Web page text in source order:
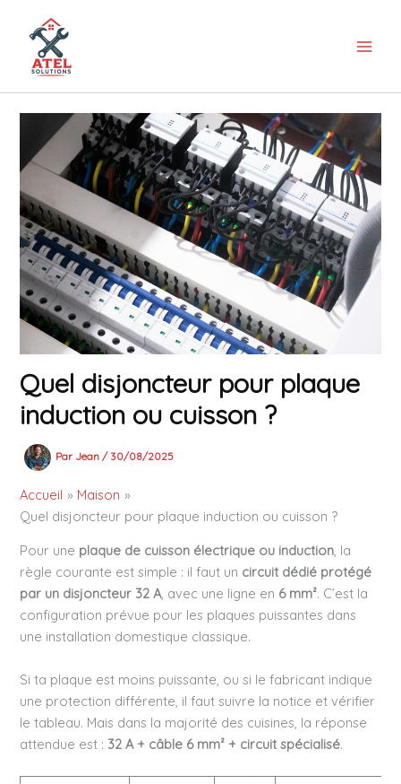
contenu
Quel disjoncteur pour plaque
induction ou cuisson ?
Par Jean / 30/08/2025
Accueil
Maison
Quel disjoncteur pour plaque induction ou cuisson ?
Pour une plaque de cuisson électrique ou induction, la
règle courante est simple : il faut un circuit dédié protégé
par un disjoncteur 32 A, avec une ligne en 6 mm². C’est la
configuration prévue pour les plaques puissantes dans
une installation domestique classique.
Si ta plaque est moins puissante, ou si le fabricant indique
une protection différente, il faut suivre la notice et vérifier
le tableau. Mais dans la majorité des cuisines, la réponse
attendue est : 32 A + câble 6 mm² + circuit spécialisé.